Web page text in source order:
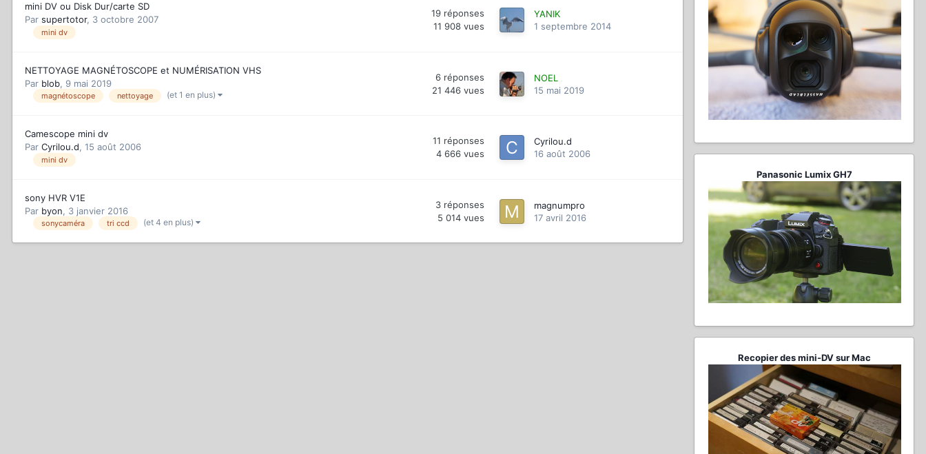
mini DV ou Disk Dur/carte SD
Par supertotor, 3 octobre 2007
mini dv
19 réponses
11 908 vues
YANIK
1 septembre 2014
NETTOYAGE MAGNÉTOSCOPE et NUMÉRISATION VHS
Par blob, 9 mai 2019
magnétoscope nettoyage (et 1 en plus)
6 réponses
21 446 vues
NOEL
15 mai 2019
Camescope mini dv
Par Cyrilou.d, 15 août 2006
mini dv
11 réponses
4 666 vues
Cyrilou.d
16 août 2006
sony HVR V1E
Par byon, 3 janvier 2016
sonycaméra tri ccd (et 4 en plus)
3 réponses
5 014 vues
magnumpro
17 avril 2016
Panasonic Lumix GH7
Recopier des mini-DV sur Mac